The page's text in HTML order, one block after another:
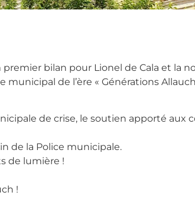
premier bilan pour Lionel de Cala et la
de l’ère « Générations
de crise, le soutien apporté
de la Police municipale.
de lumière !
!